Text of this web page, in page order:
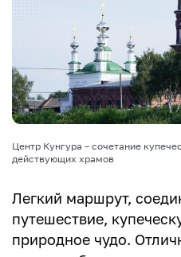
Центр Кунгура – сочетание
действующих храмов
Легкий маршрут,
путешествие,
природное чудо.